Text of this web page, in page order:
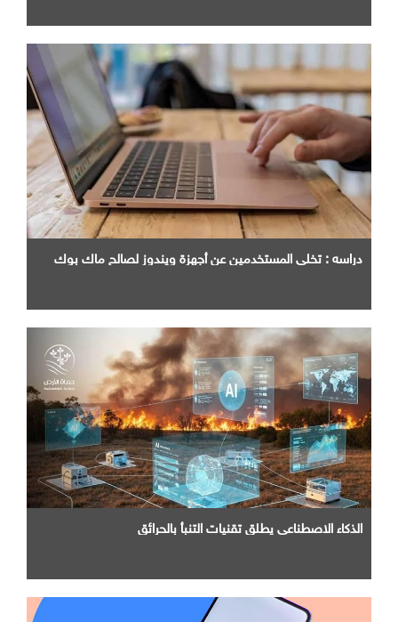
دراسه : تخلي المستخدمين عن أجهزة ويندوز لصالح ماك بوك
الذكاء الاصطناعي يطلق تقنيات التنبأ بالحرائق